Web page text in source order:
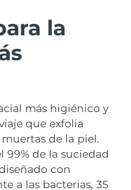
la
más higiénico y
que exfolia
de la piel.
99% de la suciedad
con
a las bacterias, 35
on-the-go
Cuidado bucal
toothbrush
FAQ™
Entrega prevista
Entrega prevista
Entrega prevista8/14/26
Entrega prevista 8/11/26